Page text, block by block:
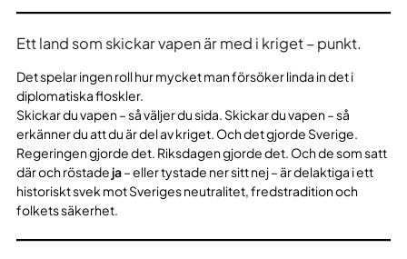
Ett land som skickar vapen är med i kriget – punkt.
Det spelar ingen roll hur mycket man försöker linda in det i
diplomatiska floskler.
Skickar du vapen – så väljer du sida. Skickar du vapen – så
erkänner du att du är del av kriget. Och det gjorde Sverige.
Regeringen gjorde det. Riksdagen gjorde det. Och de som satt
där och röstade ja– eller tystade ner sitt nej – är delaktiga i ett
historiskt svek mot Sveriges neutralitet, fredstradition och
folkets säkerhet.